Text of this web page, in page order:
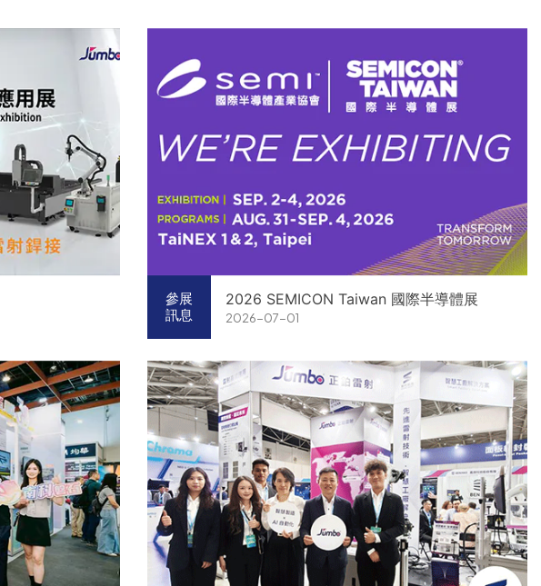
參展
訊息
2026 SEMICON Taiwan 國際半導體展
2026-07-01